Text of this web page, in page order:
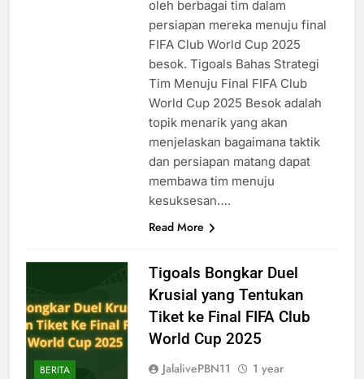
oleh berbagai tim dalam
persiapan mereka menuju final
FIFA Club World Cup 2025
besok. Tigoals Bahas Strategi
Tim Menuju Final FIFA Club
World Cup 2025 Besok adalah
topik menarik yang akan
menjelaskan bagaimana taktik
dan persiapan matang dapat
membawa tim menuju
kesuksesan….
Read More
BERITA
Tigoals Bongkar Duel
Krusial yang Tentukan
Tiket ke Final FIFA Club
World Cup 2025
JalalivePBN11
1 year